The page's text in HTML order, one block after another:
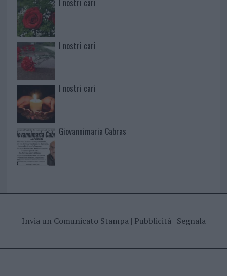
I nostri cari
I nostri cari
I nostri cari
Giovannimaria Cabras
Invia un Comunicato Stampa| Pubblicità| Segnala